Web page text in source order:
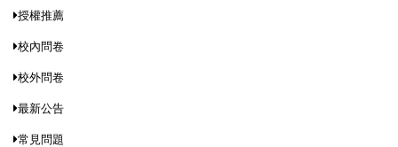
授權推薦
校內問卷
校外問卷
最新公告
常見問題